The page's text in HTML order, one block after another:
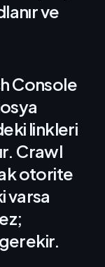
ve
Console
linkleri
Crawl
otorite
varsa